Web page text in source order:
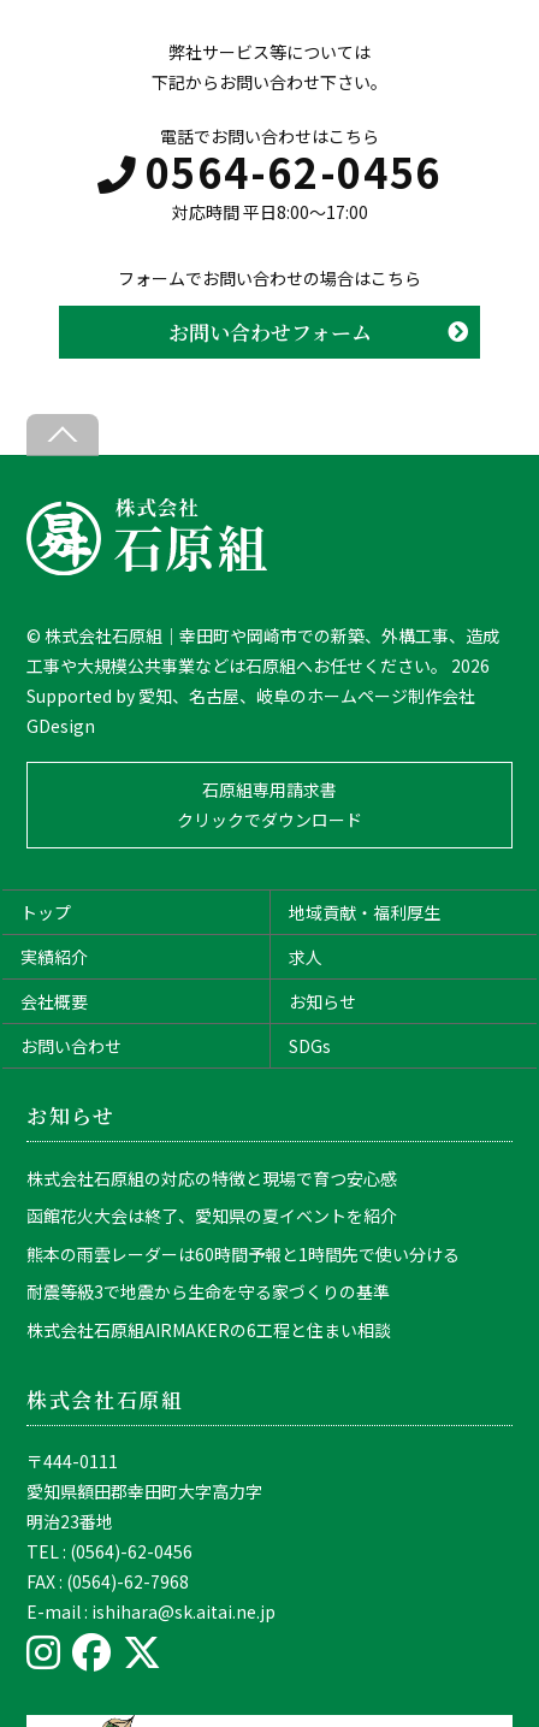
弊社サービス等については
下記からお問い合わせ下さい。
電話でお問い合わせはこちら
0564-62-0456
対応時間 平日8:00〜17:00
フォームでお問い合わせの場合はこちら
お問い合わせフォーム
B
c
k
T
o
p
©株式会社石原組｜幸田町や岡崎市での新築、外構工事、造成
工事や大規模公共事業などは石原組へお任せください。
2026
Supported by 愛知、名古屋、岐阜のホームページ制作会社
GDesign
石原組専用請求書
クリックでダウンロード
トップ
地域貢献・福利厚生
実績紹介
求人
会社概要
お知らせ
お問い合わせ
SDGs
お知らせ
株式会社石原組の対応の特徴と現場で育つ安心感
函館花火大会は終了、愛知県の夏イベントを紹介
熊本の雨雲レーダーは60時間予報と1時間先で使い分ける
耐震等級3で地震から生命を守る家づくりの基準
株式会社石原組AIRMAKERの6工程と住まい相談
株式会社石原組
〒444-0111
愛知県額田郡幸田町大字高力字
明治23番地
TEL : (0564)-62-0456
FAX : (0564)-62-7968
E-mail : ishihara@sk.aitai.ne.jp